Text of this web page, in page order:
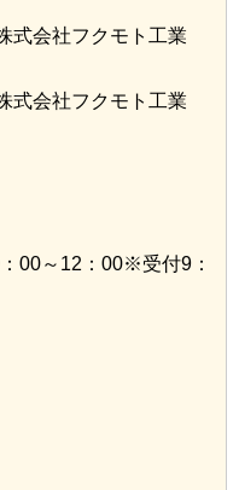
式会社フクモト工業
式会社フクモト工業
00～12：00※受付9：